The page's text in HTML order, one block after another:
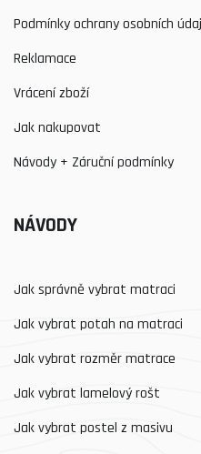
Podmínky ochrany osobních
Reklamace
Vrácení zboží
Jak nakupovat
Návody + Záruční podmínky
NÁVODY
Jak správně vybrat matraci
Jak vybrat potah na matraci
Jak vybrat rozměr matrace
Jak vybrat lamelový rošt
Jak vybrat postel z masivu